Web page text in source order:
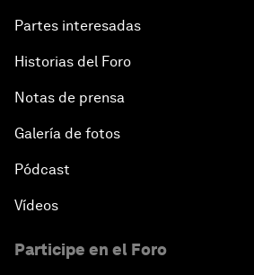
Partes interesadas
Historias del Foro
Notas de prensa
Galería de fotos
Pódcast
Vídeos
Participe en el Foro